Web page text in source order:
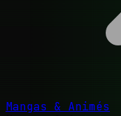
Mangas & Animés